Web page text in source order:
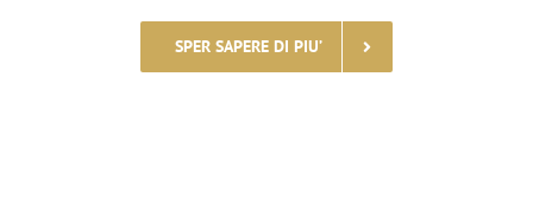
SPER SAPERE DI PIU’